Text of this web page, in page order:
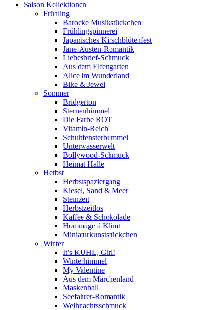
Saison Kollektionen
Frühling
Barocke Musikstückchen
Frühlingspinnerei
Japanisches Kirschblütenfest
Jane-Austen-Romantik
Liebesbrief-Schmuck
Aus dem Elfengarten
Alice im Wunderland
Bike & Jewel
Sommer
Bridgerton
Sternenhimmel
Die Farbe ROT
Vitamin-Reich
Schuhfensterbummel
Unterwasserwelt
Bollywood-Schmuck
Heimat Halle
Herbst
Herbstspaziergang
Kiesel, Sand & Meer
Steinzeit
Herbstzeitlos
Kaffee & Schokolade
Hommage á Klimt
Miniaturkunststückchen
Winter
It’s KUHL, Girl!
Winterhimmel
My Valentine
Aus dem Märchenland
Maskenball
Seefahrer-Romantik
Weihnachtsschmuck